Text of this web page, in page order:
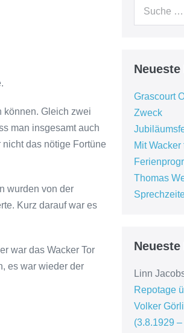
können. Gleich zwei
man insgesamt auch
das nötige Fortüne
wurden von der
Kurz darauf war es
war das Wacker Tor
es war wieder der
Grascourt
Zweck
Mit
Thomas
Linn
Repotage
Volker
(3.8.1929